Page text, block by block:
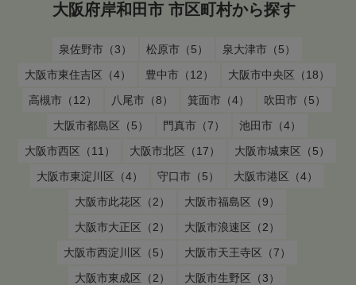
大阪府岸和田市 市区町村から探す
泉佐野市（3） 松原市（5）
泉大津市（5）
大阪市東住吉区（4）
豊中市（12）
大阪市中央区（18）
高槻市（12）
八尾市（8） 箕面市（4）
吹田市（5）
大阪市都島区（5）
門真市（7）
池田市（4）
大阪市西区（11）
大阪市北区（17）
大阪市城東区（5）
大阪市東淀川区（4）
守口市（5）
大阪市港区（4）
大阪市此花区（2）
大阪市福島区（9）
大阪市大正区（2）
大阪市浪速区（2）
大阪市西淀川区（5）
大阪市天王寺区（7）
大阪市東成区（2）
大阪市生野区（3）